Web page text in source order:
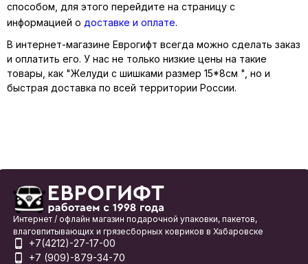
способом, для этого перейдите на страницу с
информацией о доставке и оплате.
В интернет-магазине Еврогифт всегда можно сделать заказ
и оплатить его. У нас не только низкие цены на такие
товары, как "Желуди с шишками размер 15*8см ", но и
быстрая доставка по всей территории России.
Интернет / офлайн магазин подарочной упаковки, пакетов,
влаговпитывающих и грязесборных ковриков в Хабаровске
+7(4212)-27-17-00
+7 (909)-879-34-70